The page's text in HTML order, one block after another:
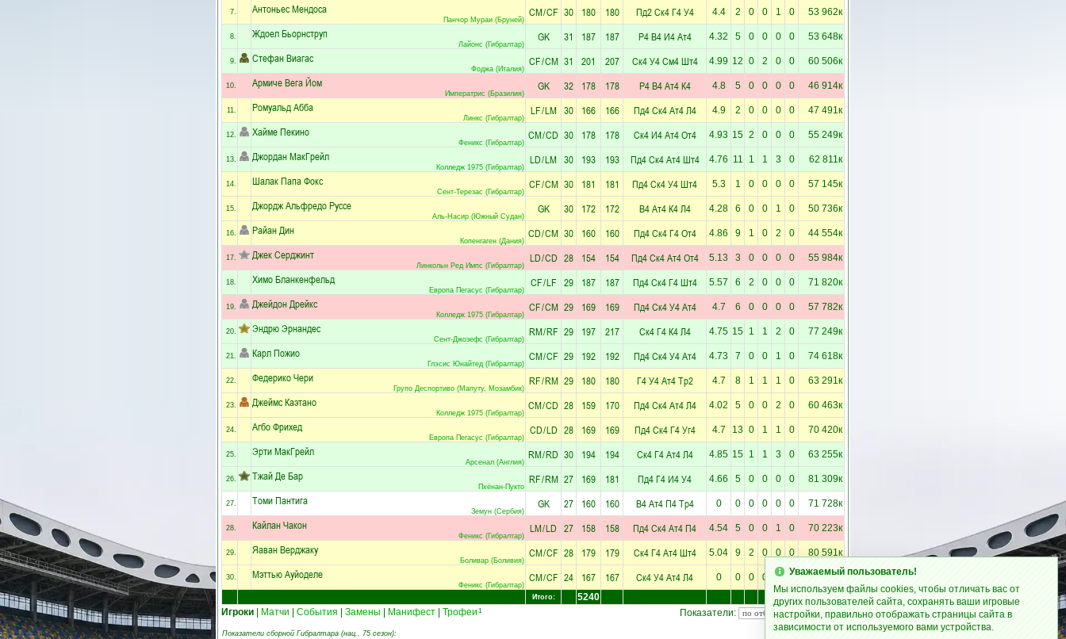
7. Антоньес Мендоса
Панчор Мураи (Бруней)
CM/CF 30 180 180 Пд2Ск4Г4У4 4.4 2 0 0 1 0 53 962к
8. Ждоел Бьорнструп
Лайонс (Гибралтар)
GK 31 187 187 Р4В4И4Ат4 4.32 5 0 0 0 0 53 648к
9. Стефан Виагас
Фоджа (Италия)
CF/CM 31 201 207 Ск4У4См4Шт4 4.99 12 0 2 0 0 60 506к
10. Армиче Вега Йом
Императрис (Бразилия)
GK 32 178 178 Р4В4Ат4К4 4.8 5 0 0 0 0 46 914к
11. Ромуальд Абба
Линкс (Гибралтар)
LF/LM 30 166 166 Пд4Ск4Ат4Л4 4.9 2 0 0 0 0 47 491к
12. Хайме Пекино
Феникс (Гибралтар)
CM/CD 30 178 178 Ск4И4Ат4От4 4.93 15 2 0 0 0 55 249к
13. Джордан МакГрейл
Колледж 1975 (Гибралтар)
LD/LM 30 193 193 Пд4Ск4Ат4Шт4 4.76 11 1 1 3 0 62 811к
14. Шалак Папа Фокс
Сент-Терезас (Гибралтар)
CF/CM 30 181 181 Пд4Ск4У4Шт4 5.3 1 0 0 0 0 57 145к
15. Джордж Альфредо Руссе
Аль-Насир (Южный Судан)
GK 30 172 172 В4Ат4К4Л4 4.28 6 0 0 1 0 50 736к
16. Райан Дин
Копенгаген (Дания)
CD/CM 30 160 160 Пд4Ск4Г4От4 4.86 9 1 0 2 0 44 554к
17. Джек Серджинт
Линкольн Ред Импс (Гибралтар)
LD/CD 28 154 154 Пд4Ск4Ат4От4 5.13 3 0 0 0 0 55 984к
18. Химо Бланкенфельд
Европа Пегасус (Гибралтар)
CF/LF 29 187 187 Пд4Ск4Г4Шт4 5.57 6 2 0 0 0 71 820к
19. Джейдон Дрейкс
Колледж 1975 (Гибралтар)
CF/CM 29 169 169 Пд4Ск4У4Ат4 4.7 6 0 0 0 0 57 782к
20. Эндрю Эрнандес
Сент-Джозефс (Гибралтар)
RM/RF 29 197 217 Ск4Г4К4Л4 4.75 15 1 1 2 0 77 249к
21. Карл Пожио
Глэсис Юнайтед (Гибралтар)
CM/CF 29 192 192 Пд4Ск4У4Ат4 4.73 7 0 0 1 0 74 618к
22. Федерико Чери
Групо Деспортиво (Мапуту, Мозамбик)
RF/RM 29 180 180 Г4У4Ат4Тр2 4.7 8 1 1 1 0 63 291к
23. Джеймс Каэтано
Колледж 1975 (Гибралтар)
CM/CD 28 159 170 Пд4Ск4Ат4Л4 4.02 5 0 0 2 0 60 463к
24. Агбо Фрихед
Европа Пегасус (Гибралтар)
CD/LD 28 169 169 Пд4Ск4Г4Уг4 4.7 13 0 1 1 0 70 420к
25. Эрти МакГрейл
Арсенал (Англия)
RM/RD 30 194 194 Ск4Г4Ат4Л4 4.85 15 1 1 3 0 63 255к
26. Тжай Де Бар
Пхёнан-Пукто
RF/RM 27 169 181 Пд4Г4И4У4 4.66 5 0 0 0 0 81 309к
27. Томи Пантига
Земун (Сербия)
GK 27 160 160 В4Ат4П4Тр4 0 0 0 0 0 0 71 728к
28. Кайлан Чакон
Феникс (Гибралтар)
LM/LD 27 158 158 Пд4Ск4Ат4П4 4.54 5 0 0 1 0 70 223к
29. Яаван Верджаку
Боливар (Боливия)
CM/CF 28 179 179 Ск4Г4Ат4Шт4 5.04 9 2 0 0 0 80 591к
30. Мэттью Ауйоделе
Феникс (Гибралтар)
CM/CF 24 167 167 Ск4У4Ат4Л4 0 0 0 0 0 0 113 727к
Итого: 5240 1794.6м
Игроки
Матчи События Замены Манифест Трофеи 1 Показатели:
Показатели сборной Гибралтара (нац., 75 сезон):
Уважаемый пользователь!
Мы используем файлы cookies, чтобы отличать вас от
других пользователей сайта, сохранять ваши игровые
настройки, правильно отображать страницы сайта в
зависимости от используемого вами устройства.